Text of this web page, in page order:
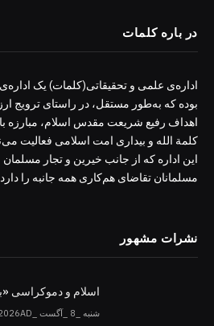
در باره کلمات
اداره‌ی علمی و تحقیقاتی(کلمات) یک
بوده که به‌طور مستقل، در راستای ترویج
اهداف رفیع شریعت مقدس اسلام، مبارزه
کلمة الله و بیداری امت اسلامی فعالیت
این اداره که از جانب خیرین و تجار
مسلمانان تقاضای هم‌کاری همه جانبه را
نشرات مشهور
اسلام و دموکراسی
شنبه _8 _آگست _2026AH 8-8-2026AD